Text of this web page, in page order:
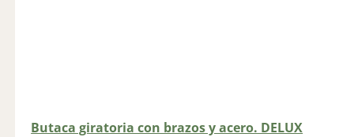
Butaca giratoria con brazos y acero. DELUX